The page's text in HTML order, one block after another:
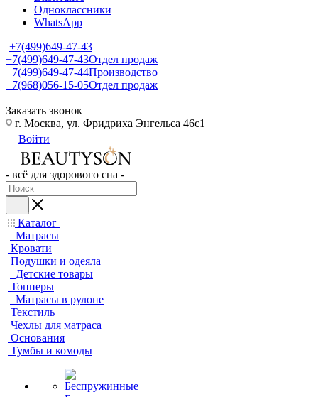
Одноклассники
WhatsApp
+7(499)649-47-43
+7(499)649-47-43Отдел продаж
+7(499)649-47-44Производство
+7(968)056-15-05Отдел продаж
Заказать звонок
г. Москва, ул. Фридриха Энгельса 46с1
Войти
- всё для здорового сна -
Каталог
Матрасы
Кровати
Подушки и одеяла
Детские товары
Топперы
Матрасы в рулоне
Текстиль
Чехлы для матраса
Основания
Тумбы и комоды